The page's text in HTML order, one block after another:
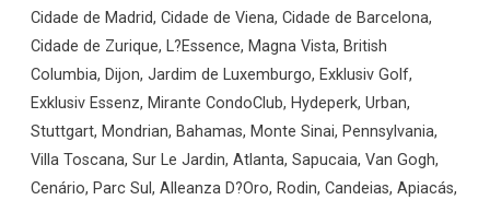
Cidade de Madrid, Cidade de Viena, Cidade de Barcelona,
Cidade de Zurique, L?Essence, Magna Vista, British
Columbia, Dijon, Jardim de Luxemburgo, Exklusiv Golf,
Exklusiv Essenz, Mirante CondoClub, Hydeperk, Urban,
Stuttgart, Mondrian, Bahamas, Monte Sinai, Pennsylvania,
Villa Toscana, Sur Le Jardin, Atlanta, Sapucaia, Van Gogh,
Cenário, Parc Sul, Alleanza D?Oro, Rodin, Candeias, Apiacás,